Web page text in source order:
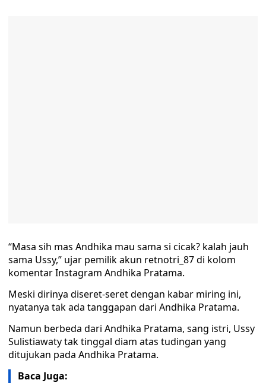
“Masa sih mas Andhika mau sama si cicak? kalah jauh
sama Ussy,” ujar pemilik akun retnotri_87 di kolom
komentar Instagram Andhika Pratama.
Meski dirinya diseret-seret dengan kabar miring ini,
nyatanya tak ada tanggapan dari Andhika Pratama.
Namun berbeda dari Andhika Pratama, sang istri, Ussy
Sulistiawaty tak tinggal diam atas tudingan yang
ditujukan pada Andhika Pratama.
Baca Juga: